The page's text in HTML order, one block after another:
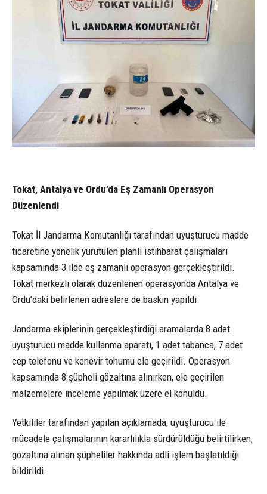
Tokat, Antalya ve Ordu’da Eş Zamanlı Operasyon
Düzenlendi
Tokat İl Jandarma Komutanlığı tarafından uyuşturucu madde
ticaretine yönelik yürütülen planlı istihbarat çalışmaları
kapsamında 3 ilde eş zamanlı operasyon gerçekleştirildi.
Tokat merkezli olarak düzenlenen operasyonda Antalya ve
Ordu’daki belirlenen adreslere de baskın yapıldı.
Jandarma ekiplerinin gerçekleştirdiği aramalarda 8 adet
uyuşturucu madde kullanma aparatı, 1 adet tabanca, 7 adet
cep telefonu ve kenevir tohumu ele geçirildi. Operasyon
kapsamında 8 şüpheli gözaltına alınırken, ele geçirilen
malzemelere inceleme yapılmak üzere el konuldu.
Yetkililer tarafından yapılan açıklamada, uyuşturucu ile
mücadele çalışmalarının kararlılıkla sürdürüldüğü belirtilirken,
gözaltına alınan şüpheliler hakkında adli işlem başlatıldığı
bildirildi.